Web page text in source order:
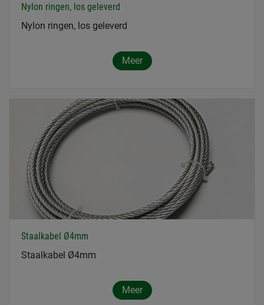
Nylon ringen, los geleverd
Nylon ringen, los geleverd
Meer
Staalkabel Ø4mm
Staalkabel Ø4mm
Meer